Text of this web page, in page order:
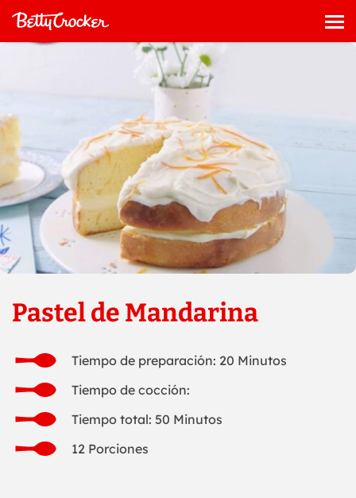
Pastel de Mandarina
Tiempo de preparación: 20 Minutos
Tiempo de cocción:
Tiempo total: 50 Minutos
12 Porciones